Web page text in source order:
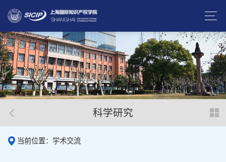
科学研究
当前位置：学术交流